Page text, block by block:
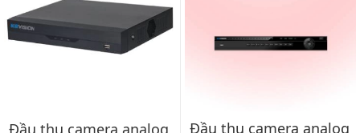
Đầu thu camera analog
Đầu thu camera analog